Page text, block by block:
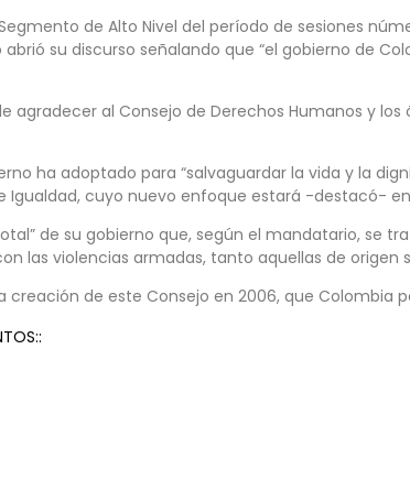
de Alto Nivel del período de sesiones
su discurso señalando que “el gobierno de
agradecer al Consejo de Derechos Humanos y
ha adoptado para “salvaguardar la vida y la
Igualdad, cuyo nuevo enfoque estará -destacó-
de su gobierno que, según el mandatario,
las violencias armadas, tanto aquellas de
creación de este Consejo en 2006, que